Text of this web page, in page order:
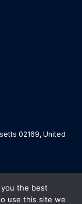
02169, United
reserved.
the best
use this site we